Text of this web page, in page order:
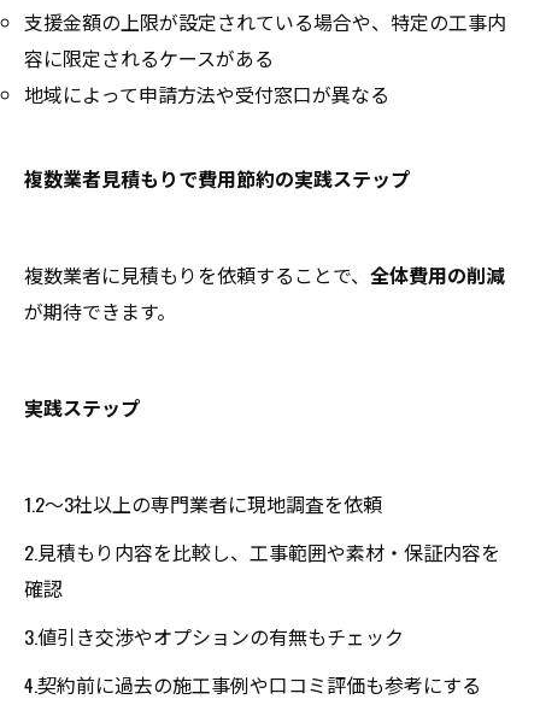
支援金額の上限が設定されている場合や、特定の工事内
容に限定されるケースがある
地域によって申請方法や受付窓口が異なる
複数業者見積もりで費用節約の実践ステップ
複数業者に見積もりを依頼することで、 全体費用の削減
が期待できます。
実践ステップ
1.2～3社以上の専門業者に現地調査を依頼
2.見積もり内容を比較し、工事範囲や素材・保証内容を
確認
3.値引き交渉やオプションの有無もチェック
4.契約前に過去の施工事例や口コミ評価も参考にする